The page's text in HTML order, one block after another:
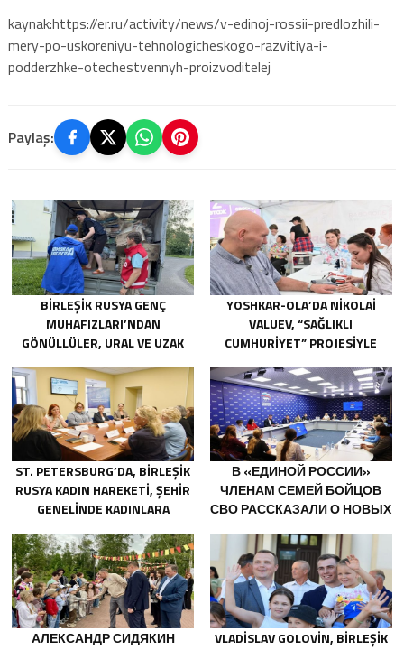
kaynak:https://er.ru/activity/news/v-edinoj-rossii-predlozhili-
mery-po-uskoreniyu-tehnologicheskogo-razvitiya-i-
podderzhke-otechestvennyh-proizvoditelej
Paylaş:
BIRLEŞIK RUSYA GENÇ
MUHAFIZLARI’NDAN
GÖNÜLLÜLER, URAL VE UZAK
SONUÇLARINI ORTADAN
KALDIRMAYA YARDIMCI OLUYOR
YOSHKAR-OLA’DA NIKOLAI
VALUEV, “SAĞLIKLI
CUMHURIYET” PROJESIYLE
ST. PETERSBURG’DA, BIRLEŞIK
RUSYA KADIN HAREKETI, ŞEHIR
GENELINDE KADINLARA
PROGRAMLARININ
GELIŞTIRILMESI IÇIN ÖNERILER
HAZIRLADI
В «ЕДИНОЙ РОССИИ»
ЧЛЕНАМ СЕМЕЙ БОЙЦОВ
СВО РАССКАЗАЛИ О НОВЫХ
АЛЕКСАНДР СИДЯКИН
VLADISLAV GOLOVIN, BIRLEŞIK